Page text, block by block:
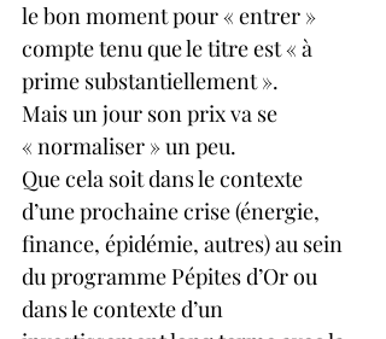
le bon moment pour « entrer »
compte tenu que le titre est « à
prime substantiellement ».
Mais un jour son prix va se
« normaliser » un peu.
Que cela soit dans le contexte
d’une prochaine crise (énergie,
finance, épidémie, autres) au sein
du programme Pépites d’Or ou
dans le contexte d’un